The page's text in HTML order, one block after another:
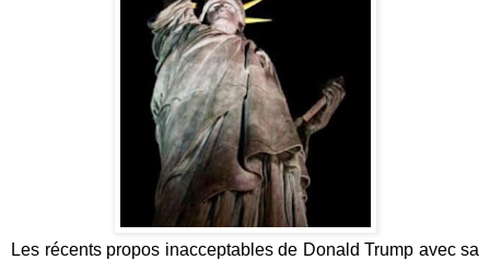
Les récents propos inacceptables de Donald Trump avec sa